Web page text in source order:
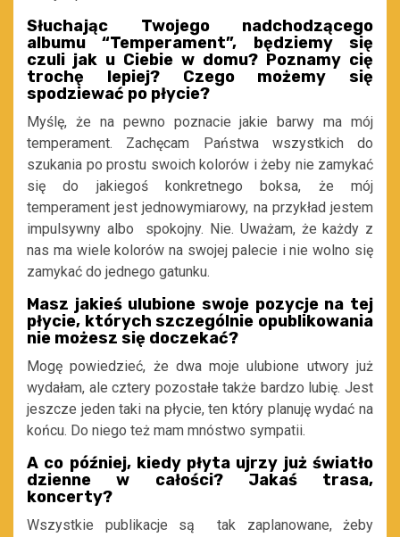
Słuchając Twojego nadchodzącego
albumu “Temperament”, będziemy się
czuli jak u Ciebie w domu? Poznamy cię
trochę lepiej? Czego możemy się
spodziewać po płycie?
Myślę, że na pewno poznacie jakie barwy ma mój
temperament. Zachęcam Państwa wszystkich do
szukania po prostu swoich kolorów i żeby nie zamykać
się do jakiegoś konkretnego boksa, że mój
temperament jest jednowymiarowy, na przykład jestem
impulsywny albo spokojny. Nie. Uważam, że każdy z
nas ma wiele kolorów na swojej palecie i nie wolno się
zamykać do jednego gatunku.
Masz jakieś ulubione swoje pozycje na tej
płycie, których szczególnie opublikowania
nie możesz się doczekać?
Mogę powiedzieć, że dwa moje ulubione utwory już
wydałam, ale cztery pozostałe także bardzo lubię. Jest
jeszcze jeden taki na płycie, ten który planuję wydać na
końcu. Do niego też mam mnóstwo sympatii.
A co później, kiedy płyta ujrzy już światło
dzienne w całości? Jakaś trasa,
koncerty?
Wszystkie publikacje są tak zaplanowane, żeby